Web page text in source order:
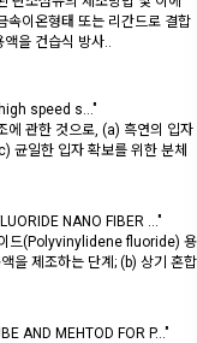
속이온형태 또는 리간드로 결합
을 건습식 방사..
speed s…"
에 관한 것으로, (a) 흑연의 입자
일한 입자 확보를 위한 분체
NANO FIBER …"
이드(Polyvinylidene fluoride) 용
을 제조하는 단계; (b) 상기 혼합
AND MEHTOD FOR P…"